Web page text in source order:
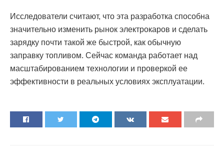
Исследователи считают, что эта разработка способна
значительно изменить рынок электрокаров и сделать
зарядку почти такой же быстрой, как обычную
заправку топливом. Сейчас команда работает над
масштабированием технологии и проверкой ее
эффективности в реальных условиях эксплуатации.